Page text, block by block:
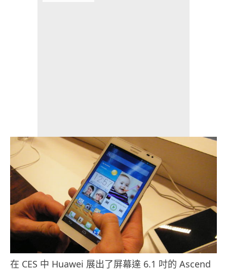
在 CES 中 Huawei 展出了屏幕達 6.1 吋的 Ascend